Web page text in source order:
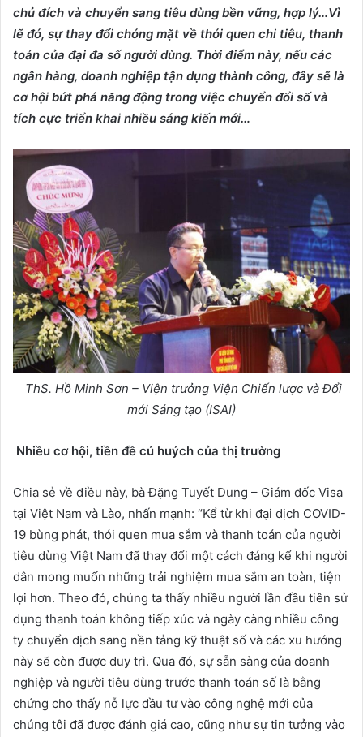
chủ đích và chuyển sang tiêu dùng bền vững, hợp lý…Vì
lẽ đó, sự thay đổi chóng mặt về thói quen chi tiêu, thanh
toán của đại đa số người dùng. Thời điểm này, nếu các
ngân hàng, doanh nghiệp tận dụng thành công, đây sẽ là
cơ hội bứt phá năng động trong việc chuyển đổi số và
tích cực triển khai nhiều sáng kiến mới…
ThS. Hồ Minh Sơn – Viện trưởng Viện Chiến lược và Đổi
mới Sáng tạo (ISAI)
Nhiều cơ hội, tiền đề cú huých của thị trường
Chia sẻ về điều này, bà Đặng Tuyết Dung – Giám đốc Visa
tại Việt Nam và Lào, nhấn mạnh: “Kể từ khi đại dịch COVID-
19 bùng phát, thói quen mua sắm và thanh toán của người
tiêu dùng Việt Nam đã thay đổi một cách đáng kể khi người
dân mong muốn những trải nghiệm mua sắm an toàn, tiện
lợi hơn. Theo đó, chúng ta thấy nhiều người lần đầu tiên sử
dụng thanh toán không tiếp xúc và ngày càng nhiều công
ty chuyển dịch sang nền tảng kỹ thuật số và các xu hướng
này sẽ còn được duy trì. Qua đó, sự sẵn sàng của doanh
nghiệp và người tiêu dùng trước thanh toán số là bằng
chứng cho thấy nỗ lực đầu tư vào công nghệ mới của
chúng tôi đã được đánh giá cao, cũng như sự tin tưởng vào